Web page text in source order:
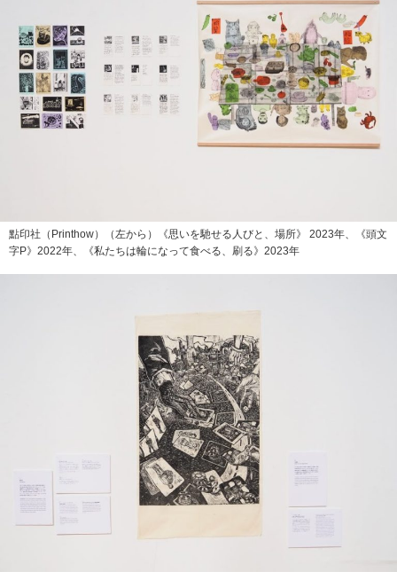
點印社（Printhow）（左から）《思いを馳せる人びと、場所》 2023年、《頭文
字P》2022年、《私たちは輪になって食べる、刷る》2023年